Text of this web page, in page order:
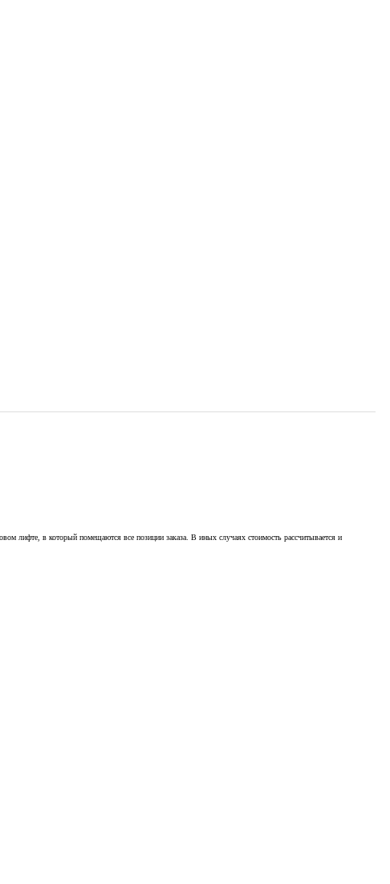
лифте, в который помещаются все позиции заказа. В иных случаях стоимость рассчитывается и